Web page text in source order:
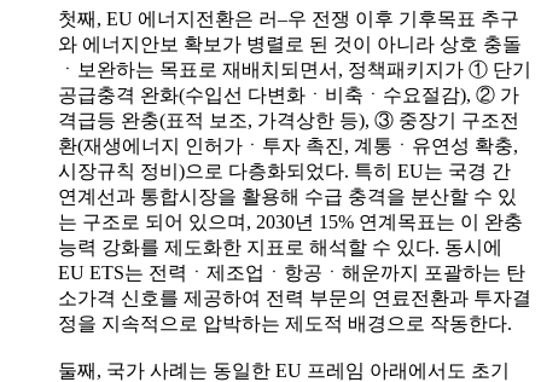
첫째, EU 에너지전환은 러–우 전쟁 이후 기후목표 추구
와 에너지안보 확보가 병렬로 된 것이 아니라 상호 충돌
ㆍ보완하는 목표로 재배치되면서, 정책패키지가 ① 단기
공급충격 완화(수입선 다변화ㆍ비축ㆍ수요절감), ② 가
격급등 완충(표적 보조, 가격상한 등), ③ 중장기 구조전
환(재생에너지 인허가ㆍ투자 촉진, 계통ㆍ유연성 확충,
시장규칙 정비)으로 다층화되었다. 특히 EU는 국경 간
연계선과 통합시장을 활용해 수급 충격을 분산할 수 있
는 구조로 되어 있으며, 2030년 15% 연계목표는 이 완충
능력 강화를 제도화한 지표로 해석할 수 있다. 동시에
EU ETS는 전력ㆍ제조업ㆍ항공ㆍ해운까지 포괄하는 탄
소가격 신호를 제공하여 전력 부문의 연료전환과 투자결
정을 지속적으로 압박하는 제도적 배경으로 작동한다.
둘째, 국가 사례는 동일한 EU 프레임 아래에서도 초기